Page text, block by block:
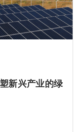
新兴产业的绿